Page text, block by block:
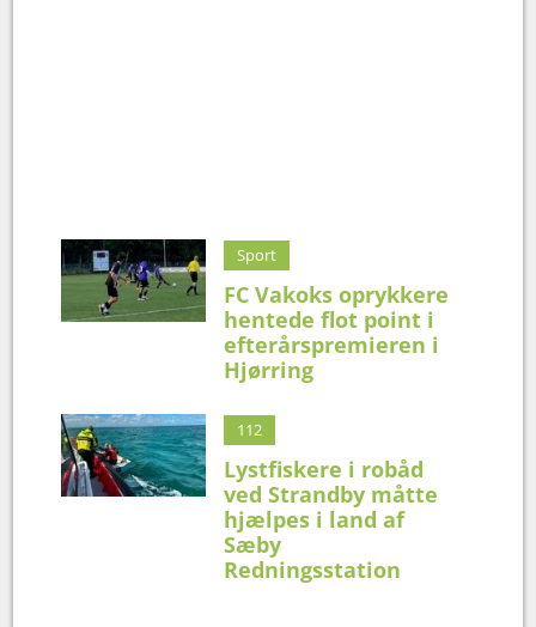
Sport
FC Vakoks oprykkere
hentede flot point i
efterårspremieren i
Hjørring
112
Lystfiskere i robåd
ved Strandby måtte
hjælpes i land af
Sæby
Redningsstation